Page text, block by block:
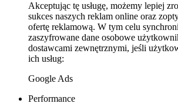
Akceptując tę usługę, możemy lepiej
sukces naszych reklam online oraz
ofertę reklamową. W tym celu
zaszyfrowane dane osobowe
dostawcami zewnętrznymi, jeśli
ich usług:
Google Ads
Performance